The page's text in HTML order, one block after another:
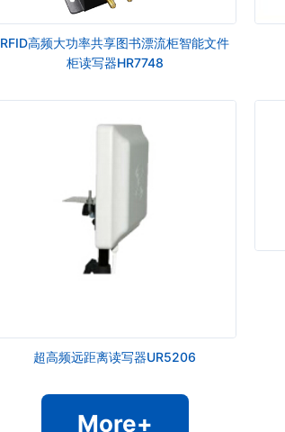
RFID高频大功率共享图书漂流柜智能文件
柜读写器HR7748
超高频远距离读写器UR5206
More+